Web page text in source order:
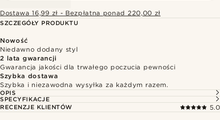
Dostawa 16,99 zł - Bezpłatna ponad 220,00 zł
SZCZEGÓŁY PRODUKTU
Nowość
Niedawno dodany styl
2 lata gwarancji
Gwarancja jakości dla trwałego poczucia pewności
Szybka dostawa
Szybka i niezawodna wysyłka za każdym razem.
OPIS
SPECYFIKACJE
RECENZJE KLIENTÓW
5.0